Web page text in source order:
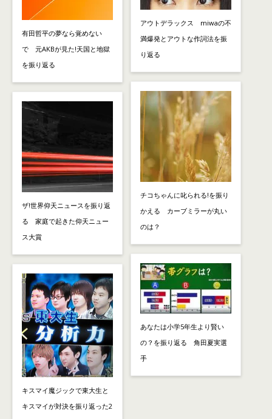
有田哲平の夢なら覚めない
で 元AKBが見た!天国と地獄
を振り返る
ザ!世界仰天ニュースを振り返
る 家庭で起きた仰天ニュー
ス大賞
キスマイ魔ジックで東大生と
キスマイが対決を振り返った2
アウトデラックス miwaの不
満爆発とアウトな作詞法を振
り返る
チコちゃんに叱られる!を振り
かえる カーブミラーが丸い
のは？
あなたは小学5年生より賢い
の？を振り返る 角田夏実選
手